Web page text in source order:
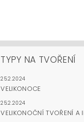
TYPY NA TVOŘENÍ
25.2.2024
VELIKONOCE
25.2.2024
VELIKONOČNÍ TVOŘENÍ A